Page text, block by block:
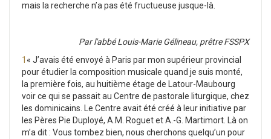
mais la recherche n’a pas été fructueuse jusque-là.
Par l'abbé Louis-Marie Gélineau, prêtre FSSPX
1« J’avais été envoyé à Paris par mon supérieur provincial
pour étudier la composition musicale quand je suis monté,
la première fois, au huitième étage de Latour-Maubourg
voir ce qui se passait au Centre de pastorale liturgique, chez
les dominicains. Le Centre avait été créé à leur initiative par
les Pères Pie Duployé, A.M. Roguet et A.-G. Martimort. Là on
m’a dit : Vous tombez bien, nous cherchons quelqu’un pour